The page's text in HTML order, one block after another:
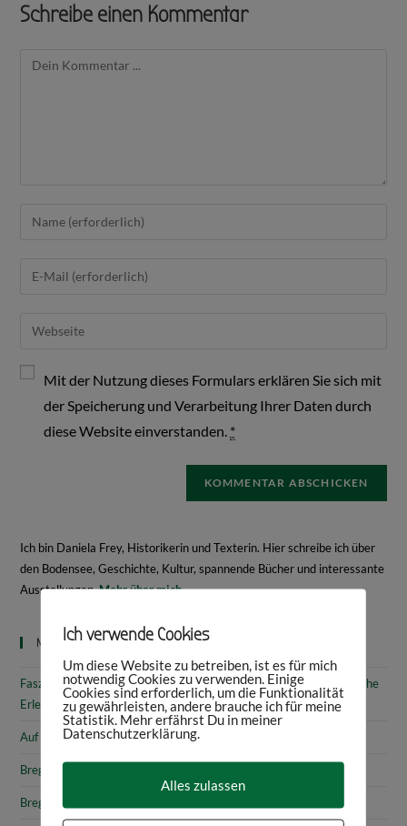
Schreibe einen Kommentar
Mit der Nutzung dieses Formulars erklären Sie sich mit
der Speicherung und Verarbeitung Ihrer Daten durch
diese Website einverstanden. *
Ich bin Daniela Frey, Historikerin und Texterin. Hier schreibe ich über
den Bodensee, Geschichte, Kultur, spannende Bücher und interessante
Ausstellungen.Mehr über mich
Neueste Beiträge
Faszinierende Geschichte & fantastische Kunst: 10 (kunst)historische
Erlebnisse am Bodensee
Auf den Spuren von Annette von Droste-Hülshoff in Meersburg
Bregenz: Kirchen, Kapellen & Kultur
Bregenz: Stadtgeschichte & Sehenswürdigkeiten
Ich verwende Cookies
Um diese Website zu betreiben, ist es für mich
notwendig Cookies zu verwenden. Einige
Cookies sind erforderlich, um die Funktionalität
zu gewährleisten, andere brauche ich für meine
Statistik. Mehr erfährst Du in meiner
Datenschutzerklärung.
Alles zulassen